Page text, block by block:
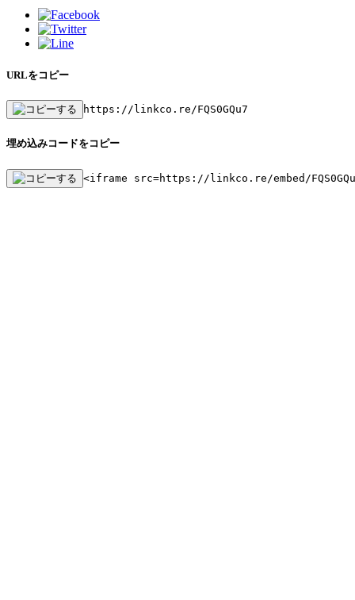
URLをコピー
https://linkco.re/FQS0GQu7
埋め込みコードをコピー
<iframe src=https://linkco.re/embed/